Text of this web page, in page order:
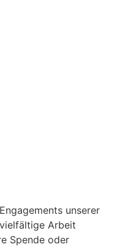
unserer
Arbeit
Spende oder